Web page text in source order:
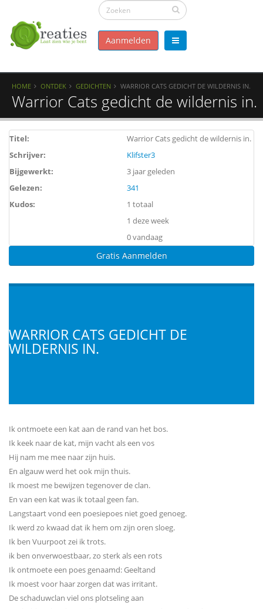
Aanmelden
HOME ONTDEK GEDICHTEN WARRIOR CATS GEDICHT DE WILDERNIS IN.
Warrior Cats gedicht de wildernis in.
Titel:
Warrior Cats gedicht de wildernis in.
Schrijver:
Klifster3
Bijgewerkt:
3 jaar geleden
Gelezen:
341
Kudos:
1 totaal
1 deze week
0 vandaag
Gratis Aanmelden
WARRIOR CATS GEDICHT DE
WILDERNIS IN.
Ik ontmoete een kat aan de rand van het bos.
Ik keek naar de kat, mijn vacht als een vos
Hij nam me mee naar zijn huis.
En algauw werd het ook mijn thuis.
Ik moest me bewijzen tegenover de clan.
En van een kat was ik totaal geen fan.
Langstaart vond een poesiepoes niet goed genoeg.
Ik werd zo kwaad dat ik hem om zijn oren sloeg.
Ik ben Vuurpoot zei ik trots.
ik ben onverwoestbaar, zo sterk als een rots
Ik ontmoete een poes genaamd: Geeltand
Ik moest voor haar zorgen dat was irritant.
De schaduwclan viel ons plotseling aan